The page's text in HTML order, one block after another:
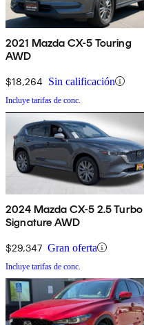
2021 Mazda CX-5 Touring
AWD
$18,264 Sin calificación
Incluye tarifas de conc.
2024 Mazda CX-5 2.5 Turbo
Signature AWD
$29,347 Gran oferta
Incluye tarifas de conc.